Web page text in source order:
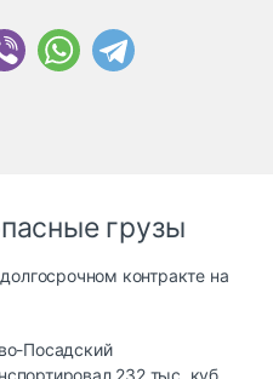
грузы
контракте на
Посадский
232 тыс. куб.